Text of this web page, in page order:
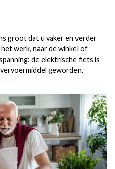
groot dat u vaker en verder
werk, naar de winkel of
de elektrische fiets is
geworden.